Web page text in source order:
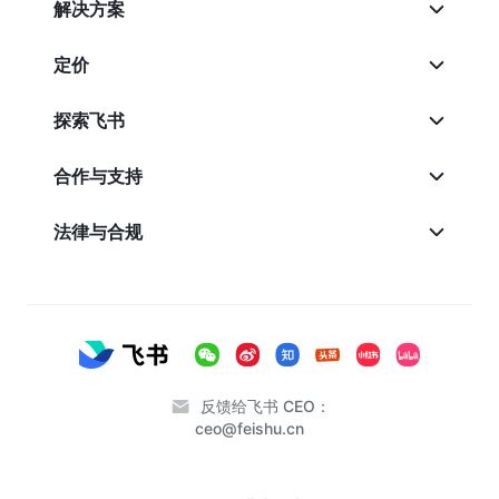
解决方案
定价
探索飞书
合作与支持
法律与合规
反馈给飞书 CEO：
ceo@feishu.cn